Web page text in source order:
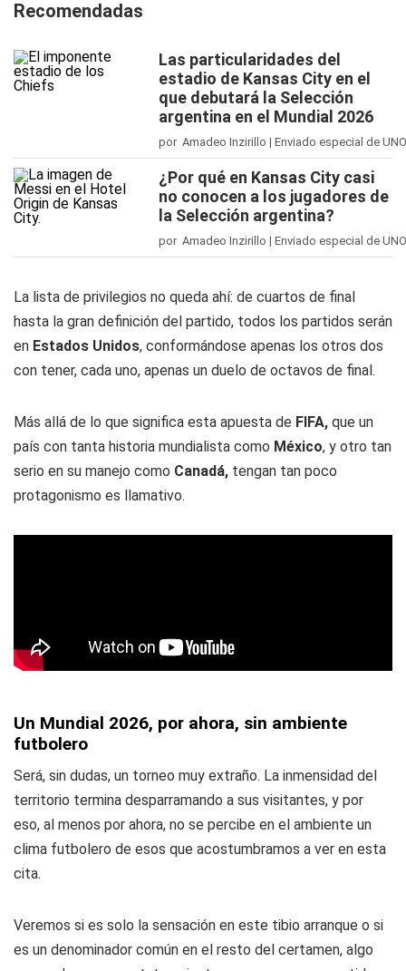
Recomendadas
Las particularidades del
estadio de Kansas City en el
que debutará la Selección
argentina en el Mundial 2026
por Amadeo Inzirillo | Enviado especial de UNO
¿Por qué en Kansas City casi
no conocen a los jugadores de
la Selección argentina?
por Amadeo Inzirillo | Enviado especial de UNO
La lista de privilegios no queda ahí: de cuartos de final
hasta la gran definición del partido, todos los partidos serán
en Estados Unidos, conformándose apenas los otros dos
con tener, cada uno, apenas un duelo de octavos de final.
Más allá de lo que significa esta apuesta de FIFA, que un
país con tanta historia mundialista como México, y otro tan
serio en su manejo como Canadá, tengan tan poco
protagonismo es llamativo.
Un Mundial 2026, por ahora, sin ambiente
futbolero
Será, sin dudas, un torneo muy extraño. La inmensidad del
territorio termina desparramando a sus visitantes, y por
eso, al menos por ahora, no se percibe en el ambiente un
clima futbolero de esos que acostumbramos a ver en esta
cita.
Veremos si es solo la sensación en este tibio arranque o si
es un denominador común en el resto del certamen, algo